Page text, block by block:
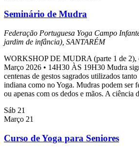
Seminário de Mudra
Federação Portuguesa Yoga Campo
jardim de infância), SANTARÉM
WORKSHOP DE MUDRA (parte 1 de
Março 2026 • 14H30 ÀS 19H30 Mudra
centenas de gestos sagrados utilizados
indiana como no Yoga. Mudras podem ser
ou apenas com os dedos e mãos. A
Sáb 21
Março 21
Curso de Yoga para Seniores